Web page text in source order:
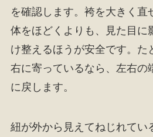
を確認します。袴を大きく直
体をほどくよりも、見た目に
け整えるほうが安全です。た
右に寄っているなら、左右の
に戻します。
紐が外から見えてねじれてい